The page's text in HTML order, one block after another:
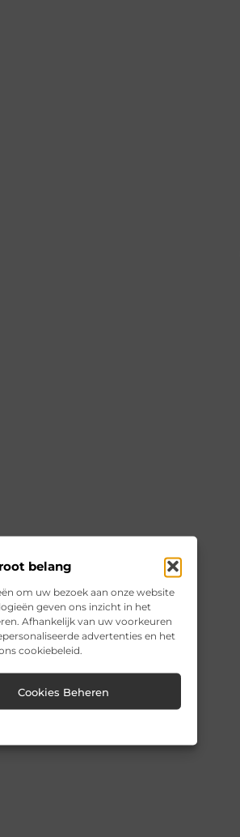
belang
om uw bezoek aan onze website
geven ons inzicht in het
Afhankelijk van uw voorkeuren
advertenties en het
cookiebeleid.
Cookies Beheren